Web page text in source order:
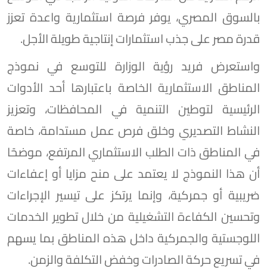
بالسوق المصري، يوفر فرصة استثمارية واعدة تعزز
قدرة مصر على جذب استثمارات إنتاجية طويلة الأجل.
واستعرض فريد رؤية الوزارة للتوسع في نموذج
المناطق الاستثمارية الخاصة باعتبارها أحد الأدوات
الرئيسية لتوطين التنمية في المحافظات، وتعزيز
النشاط التصديري وخلق فرص عمل مستدامة، خاصة
في المناطق ذات الطلب الاستثماري المرتفع، موضحًا
أن هذا النموذج لا يعتمد على منح مزايا أو إعفاءات
ضريبية أو جمركية، وإنما يرتكز على تيسير الإجراءات
وتحسين الكفاءة التشغيلية من خلال تطوير الخدمات
اللوجستية والجمركية داخل هذه المناطق بما يسهم
في تسريع حركة الصادرات وخفض التكلفة والزمن.